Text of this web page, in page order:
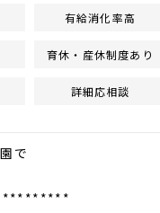
有給消化率高
育休・産休制度あり
詳細応相談
で